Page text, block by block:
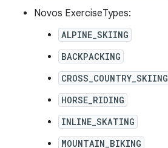
Novos ExerciseTypes:
ALPINE_SKIING
BACKPACKING
CROSS_COUNTRY_SKIING
HORSE_RIDING
INLINE_SKATING
MOUNTAIN_BIKING